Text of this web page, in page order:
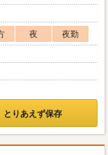
夜
夜勤
とりあえず保存